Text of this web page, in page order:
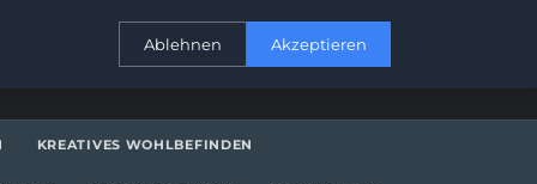
KONTAKT
KREATIVES WOHLBEFINDEN
Ablehnen Akzeptieren